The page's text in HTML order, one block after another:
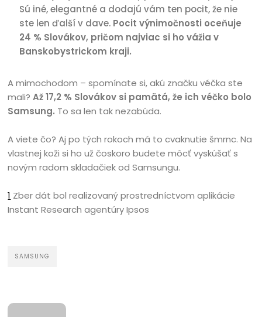
Sú iné, elegantné a dodajú vám ten pocit, že nie
ste len ďalší v dave. Pocit výnimočnosti oceňuje
24 % Slovákov, pričom najviac si ho vážia v
Banskobystrickom kraji.
A mimochodom – spomínate si, akú značku véčka ste
mali?Až 17,2 % Slovákov si pamätá, že ich véčko bolo
Samsung. To sa len tak nezabúda.
A viete čo? Aj po tých rokoch má to cvaknutie šmrnc. Na
vlastnej koži si ho už čoskoro budete môcť vyskúšať s
novým radom skladačiek od Samsungu.
1 Zber dát bol realizovaný prostredníctvom aplikácie
Instant Research agentúry Ipsos
SAMSUNG